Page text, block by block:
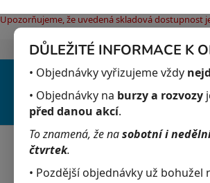
DŮLEŽITÉ INFORMACE K
• Objednávky vyřizujeme vždy
• Objednávky na burzy a rozvozy
před danou akcí.
To znamená, že nasobotní i
čtvrtek.
• Pozdější objednávky už
Upozorňujeme, že uvedená skladová dostupnost
Přejít
obsah
Jak nakupovat